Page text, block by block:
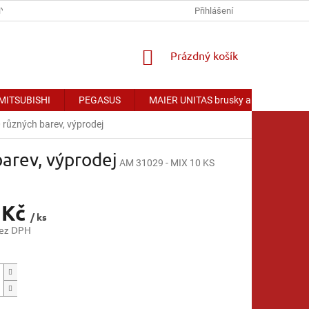
OSOBNÍCH ÚDAJŮ Přihlášení
NÁKUPNÍ
Prázdný košík
PEGASUS MAIER UNITAS brusky a příslušenství
barev, výprodej
výprodej AM 31029 - MIX 10 KS
/ ks
DPH